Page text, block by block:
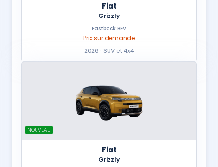
Fiat
Grizzly
Fastback BEV
Prix sur demande
2026 · SUV et 4x4
NOUVEAU
Fiat
Grizzly